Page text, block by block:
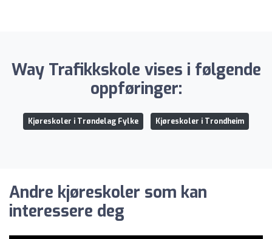
Way Trafikkskole vises i følgende
oppføringer:
Kjøreskoler i Trøndelag Fylke Kjøreskoler i Trondheim
Andre kjøreskoler som kan
interessere deg